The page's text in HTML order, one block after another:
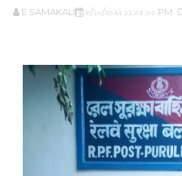
E SAMAKALIN ৮/১০/২০২২ ১১:০৫:০০ PM